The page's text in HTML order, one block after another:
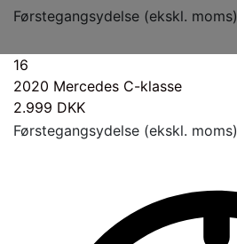
Førstegangsydelse (ekskl. moms)
16
2020 Mercedes C-klasse
2.999 DKK
Førstegangsydelse (ekskl. moms)